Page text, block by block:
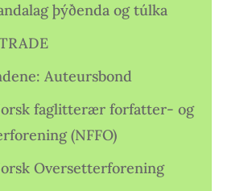
þýðenda og túlka
Auteursbond
faglitterær forfatter- og
(NFFO)
Oversetterforening